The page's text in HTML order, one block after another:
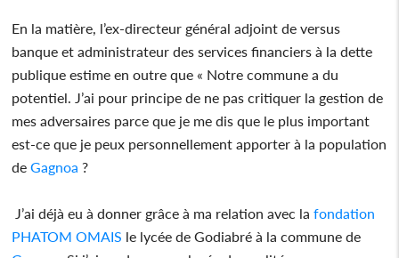
En la matière, l’ex-directeur général adjoint de versus
banque et administrateur des services financiers à la dette
publique estime en outre que « Notre commune a du
potentiel. J’ai pour principe de ne pas critiquer la gestion de
mes adversaires parce que je me dis que le plus important
est-ce que je peux personnellement apporter à la population
deGagnoa ?
J’ai déjà eu à donner grâce à ma relation avec lafondation
PHATOM OMAIS le lycée de Godiabré à la commune de